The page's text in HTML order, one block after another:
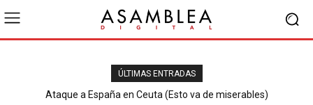
ÚLTIMAS ENTRADAS
Ataque a España en Ceuta (Esto va de miserables)